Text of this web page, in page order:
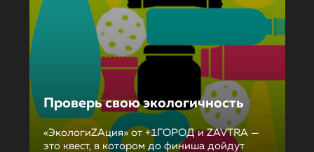
Проверь свою экологичность
«ЭкологиZAция» от +1ГОРОД и ZAVTRA —
это квест, в котором до финиша дойдут